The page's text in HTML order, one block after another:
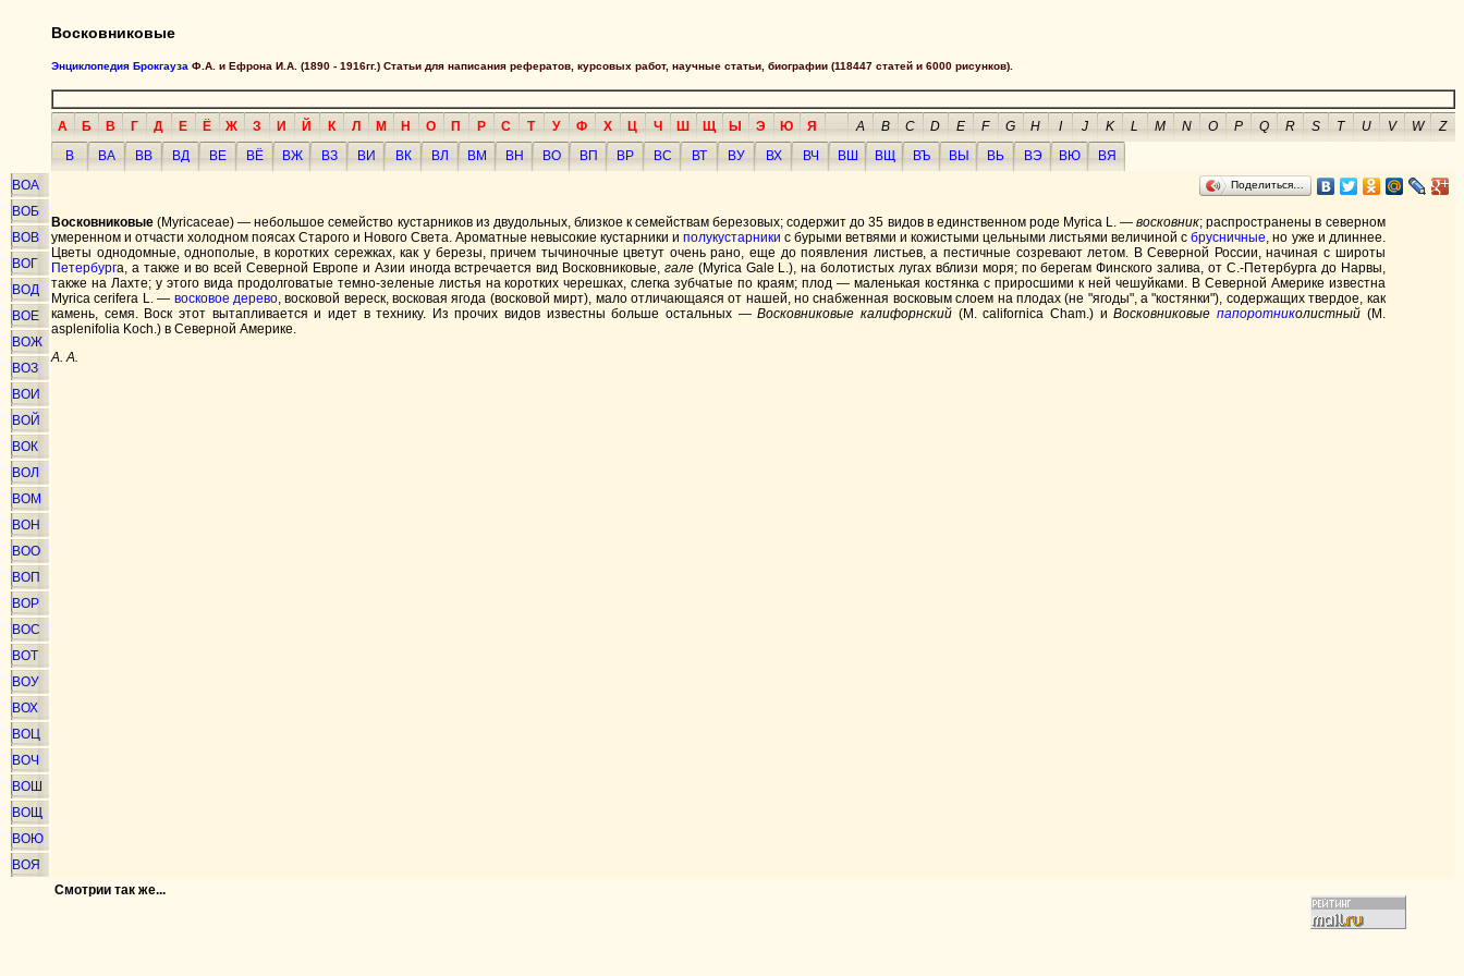
Восковниковые
Энциклопедия Брокгауза Ф.А. и Ефрона И.А. (1890 - 1916гг.) Статьи для написания рефератов, курсовых работ, научные статьи, биографии (118447 статей и 6000 рисунков).
А Б В Г Д Е Ё Ж З И Й К Л М Н О П Р С Т У Ф Х Ц Ч Ш Щ Ы Э Ю Я A B C D E F G H I J K L M N O P Q R S T U V W
Z
В
ВА ВВ ВД ВЕ ВЁ ВЖ ВЗ ВИ ВК ВЛ ВМ ВН ВО ВП ВР ВС ВТ ВУ ВХ ВЧ ВШ ВЩ ВЪ ВЫ ВЬ ВЭ ВЮ
ВЯ
ВОА
ВОБ
ВОВ
ВОГ
ВОД
ВОЕ
ВОЖ
ВОЗ
ВОИ
ВОЙ
ВОК
ВОЛ
ВОМ
ВОН
ВОО
ВОП
ВОР
ВОС
ВОТ
ВОУ
ВОХ
ВОЦ
ВОЧ
ВОШ
ВОЩ
ВОЮ
ВОЯ
Поделиться…
Восковниковые (Myricaceae) — небольшое семейство кустарников из двудольных, близкое к семействам березовых; содержит до 35 видов в единственном роде Myrica L. —восковник; распространены в северном
умеренном и отчасти холодном поясах Старого и Нового Света. Ароматные невысокие кустарники иполукустарники с бурыми ветвями и кожистыми цельными листьями величиной сбрусничные, но уже и длиннее.
Цветы однодомные, однополые, в коротких сережках, как у березы, причем тычиночные цветут очень рано, еще до появления листьев, а пестичные созревают летом. В Северной России, начиная с широты
Петербурга, а также и во всей Северной Европе и Азии иногда встречается вид Восковниковые, гале(Myrica Gale L.), на болотистых лугах вблизи моря; по берегам Финского залива, от С.-Петербурга до Нарвы,
также на Лахте; у этого вида продолговатые темно-зеленые листья на коротких черешках, слегка зубчатые по краям; плод — маленькая костянка с приросшими к ней чешуйками. В Северной Америке известна
Myrica cerifera L. — восковое дерево, восковой вереск, восковая ягода (восковой мирт), мало отличающаяся от нашей, но снабженная восковым слоем на плодах (не "ягоды", а "костянки"), содержащих твердое, как
камень, семя. Воск этот вытапливается и идет в технику. Из прочих видов известны больше остальных —Восковниковые калифорнский (M. californica Cham.) иВосковниковые папоротниколистный(М.
asplenifolia Koch.) в Северной Америке.
А. А.
Смотрии так же...